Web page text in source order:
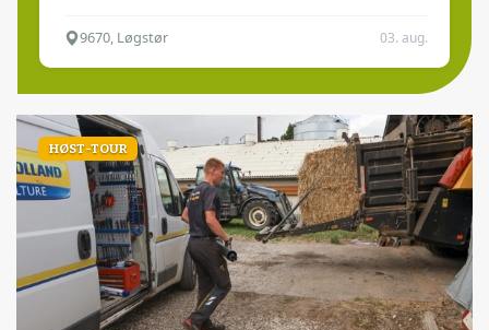
9670, Løgstør 03. aug.
HØST-TOUR